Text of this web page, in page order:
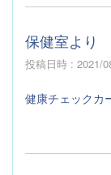
保健室より
投稿日時 : 2021/
健康チェックカ